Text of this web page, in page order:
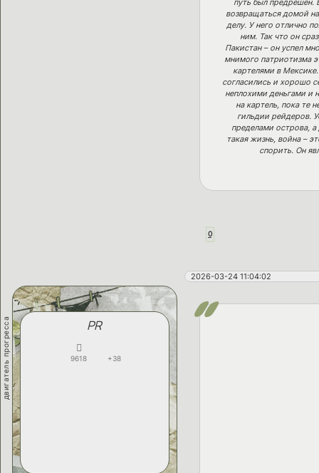
возвращаться домой
делу. У него отлично
ним. Так что он
Пакистан – он успел
мнимого патриотизма
картелями в
согласились и хорошо
неплохими деньгами и
на картель, пока те
гильдии рейдеров.
пределами острова, а
такая жизнь, война –
спорить. Он
0
2026-03-24 11:04:02
двигатель прогресса PR
9618 +38